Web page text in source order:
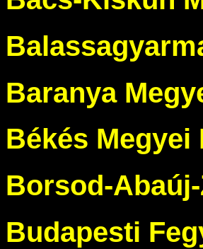
Baranya
Békés Megyei
Borsod-
Budapesti